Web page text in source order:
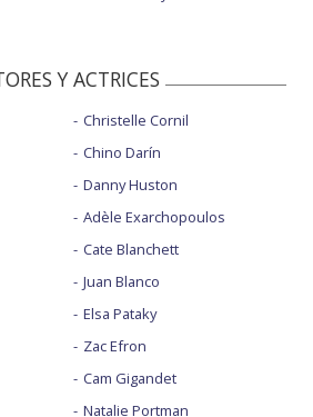
Y ACTRICES
Christelle Cornil
Chino Darín
Danny Huston
Adèle Exarchopoulos
Cate Blanchett
Juan Blanco
Elsa Pataky
Zac Efron
Cam Gigandet
Natalie Portman